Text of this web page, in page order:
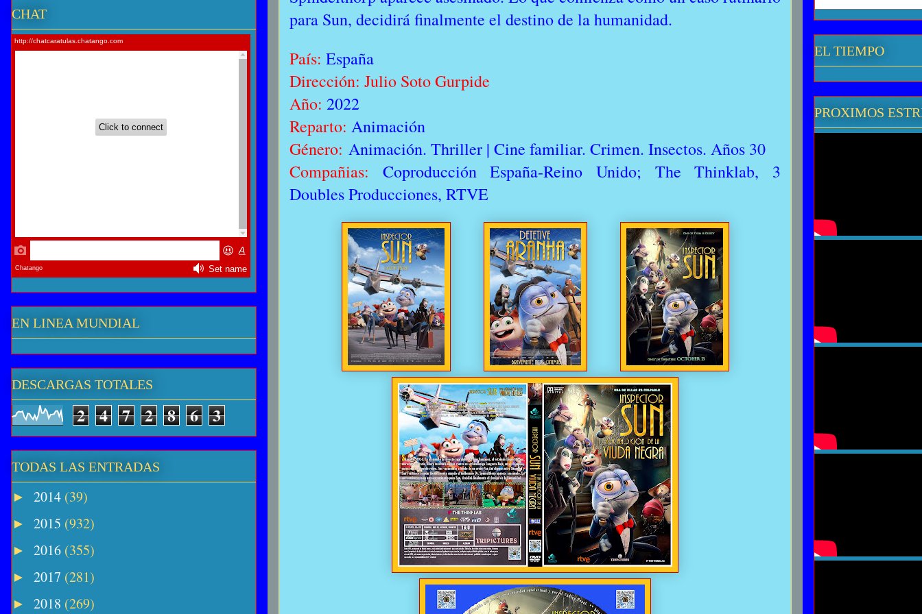
para Sun, decidirá finalmente el destino de la humanidad.
País: España
Dirección: Julio Soto Gurpide
Año: 2022
Reparto: Animación
Género: Animación. Thriller | Cine familiar. Crimen. Insectos. Años 30
Compañias: Coproducción España-Reino Unido; The Thinklab, 3
Doubles Producciones, RTVE
CHAT
EN LINEA MUNDIAL
DESCARGAS TOTALES
2 4 7 2 8 6 3
TODAS LAS ENTRADAS
► 2014 (39)
► 2015 (932)
► 2016 (355)
► 2017 (281)
► 2018 (269)
EL TIEMPO
PROXIMOS